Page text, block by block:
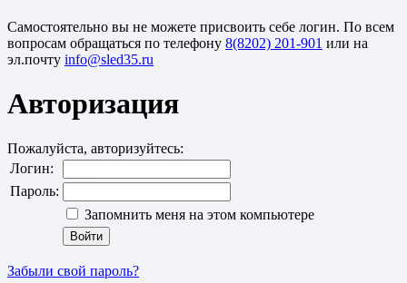
Cамостоятельно вы не можете присвоить себе логин. По всем
вопросам обращаться по телефону 8(8202) 201-901 или на
эл.почту
Авторизация
Пожалуйста, авторизуйтесь:
Логин:
Пароль:
Запомнить меня на этом компьютере
Забыли свой пароль?